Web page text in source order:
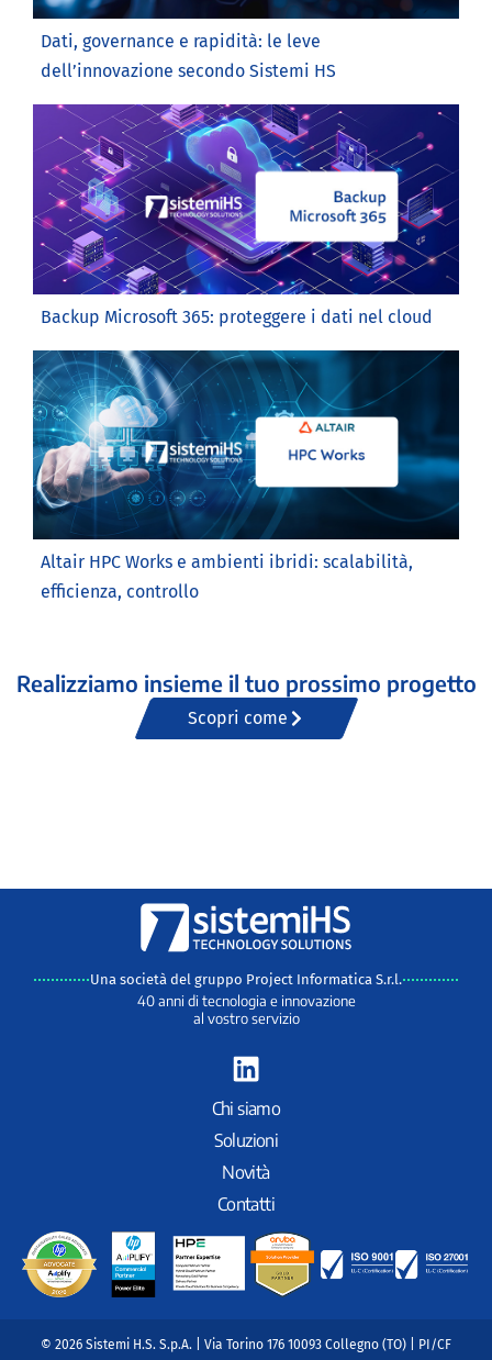
Dati, governance e rapidità: le leve
dell’innovazione secondo Sistemi HS
Backup Microsoft 365: proteggere i dati nel cloud
Altair HPC Works e ambienti ibridi: scalabilità,
efficienza, controllo
Realizziamo insieme il tuo prossimo progetto
Scopri come
Una società del gruppo Project Informatica S.r.l.
40 anni di tecnologia e innovazione
al vostro servizio
i
n
k
e
d
i
n
Chi siamo
Soluzioni
Novità
Contatti
© 2026 Sistemi H.S. S.p.A. | Via Torino 176 10093 Collegno (TO) | PI/CF